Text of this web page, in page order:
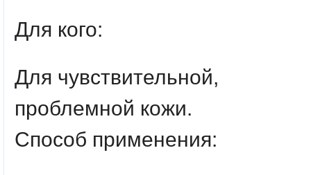
Для кого:
Для чувствительной,
проблемной кожи.
Способ применения: